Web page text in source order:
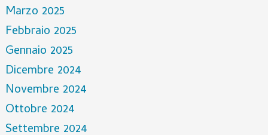
Marzo 2025
Febbraio 2025
Gennaio 2025
Dicembre 2024
Novembre 2024
Ottobre 2024
Settembre 2024